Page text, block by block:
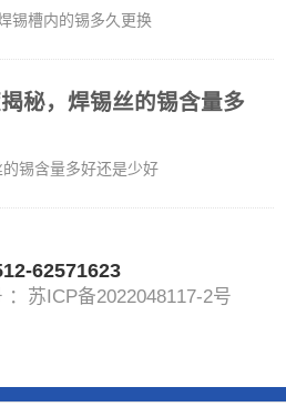
锡槽内的锡多久更换
秘，焊锡丝的锡含量多
锡含量多好还是少好
62571623
：苏ICP备2022048117-2号